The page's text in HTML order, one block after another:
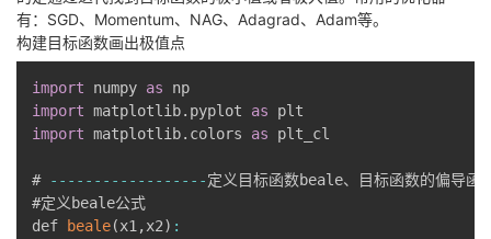
有：SGD、Momentum、NAG、Adagrad、Adam等。
构建目标函数画出极值点
import numpy as
import matplotlib. pyplot as
import matplotlib. colors as plt_cl
# -- -- -- -- -- -- -- -- --定义目标函数beale、目标函数的偏导
#定义beale公式
def
beale(x1 ,x2) :